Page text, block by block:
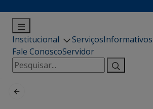
Institucional ServiçosInformativos
Fale ConoscoServidor
Pesquisar
por: